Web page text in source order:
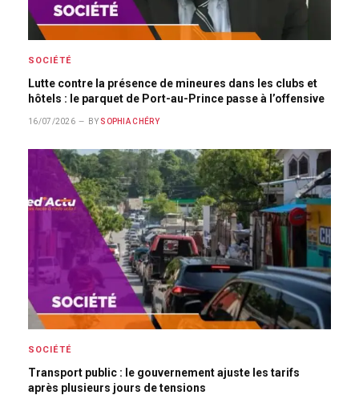
SOCIÉTÉ
Lutte contre la présence de mineures dans les clubs et
hôtels : le parquet de Port-au-Prince passe à l’offensive
16/07/2026 BY SOPHIA CHÉRY
SOCIÉTÉ
Transport public : le gouvernement ajuste les tarifs
après plusieurs jours de tensions